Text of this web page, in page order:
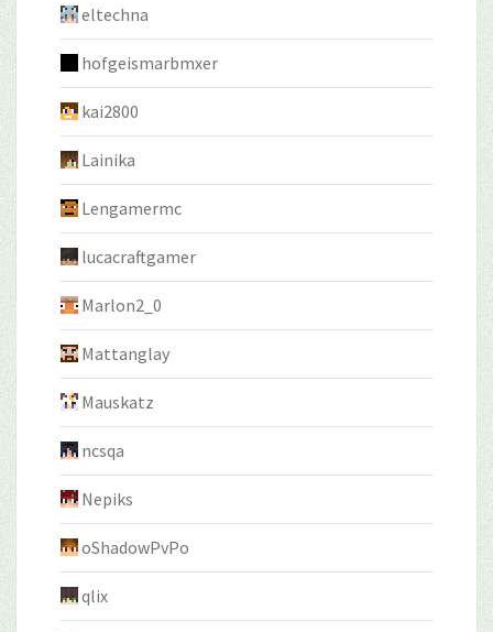
eltechna
hofgeismarbmxer
kai2800
Lainika
Lengamermc
lucacraftgamer
Marlon2_0
Mattanglay
Mauskatz
ncsqa
Nepiks
oShadowPvPo
qlix